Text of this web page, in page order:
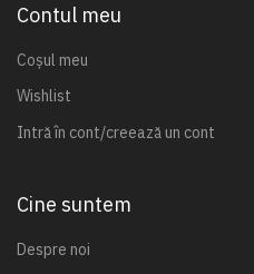
Contul meu
Coșul meu
Wishlist
Intră în cont/creează un cont
Cine suntem
Despre noi